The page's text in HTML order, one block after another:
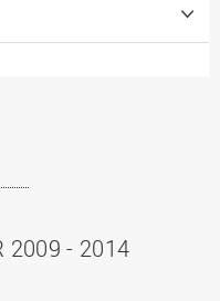
2009 - 2014